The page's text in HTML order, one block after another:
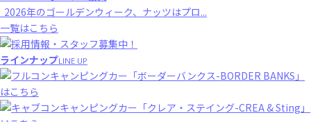
2026年のゴールデンウィーク、ナッツはプロ...
一覧はこちら
ラインナップLINE UP